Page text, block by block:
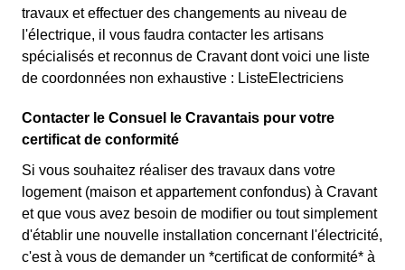
travaux et effectuer des changements au niveau de
l'électrique, il vous faudra contacter les artisans
spécialisés et reconnus de Cravant dont voici une liste
de coordonnées non exhaustive : ListeElectriciens
Contacter le Consuel le Cravantais pour votre
certificat de conformité
Si vous souhaitez réaliser des travaux dans votre
logement (maison et appartement confondus) à Cravant
et que vous avez besoin de modifier ou tout simplement
d'établir une nouvelle installation concernant l'électricité,
c'est à vous de demander un *certificat de conformité* à